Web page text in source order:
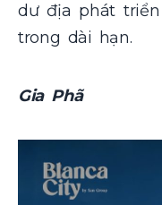
dư địa phát
trong dài hạn.
Gia Phã